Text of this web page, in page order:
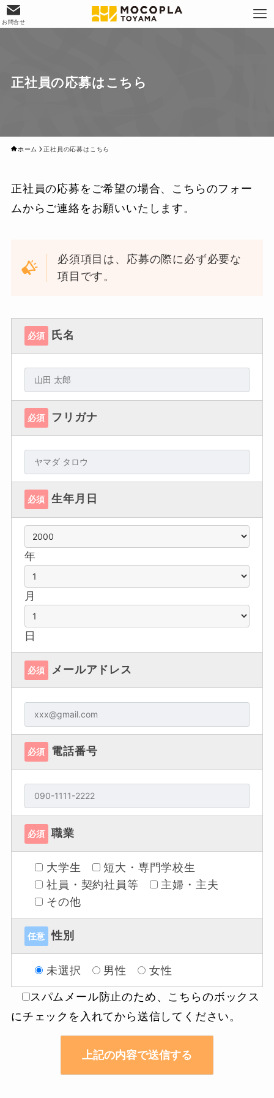
お問合せ
正社員の応募はこちら
ホーム 正社員の応募はこちら
正社員の応募をご希望の場合、こちらのフォー
ムからご連絡をお願いいたします。
必須項目は、応募の際に必ず必要な
項目です。
必須 氏名
必須 フリガナ
必須 生年月日
年
月
日
必須 メールアドレス
必須 電話番号
必須 職業
大学生
短大・専門学校生
社員・契約社員等
主婦・主夫
その他
任意 性別
未選択 男性 女性
スパムメール防止のため、こちらのボックス
にチェックを入れてから送信してください。